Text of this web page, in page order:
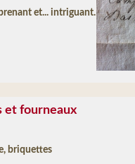
et... intriguant.
et fourneaux
briquettes